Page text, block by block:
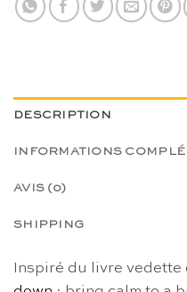
DESCRIPTION
INFORMATIONS
AVIS (0)
SHIPPING
Inspiré du livre